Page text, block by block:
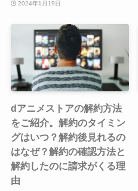
2024年1月19日
dアニメストアの解約方法
をご紹介。解約のタイミン
グはいつ？解約後見れるの
はなぜ？解約の確認方法と
解約したのに請求がくる理
由